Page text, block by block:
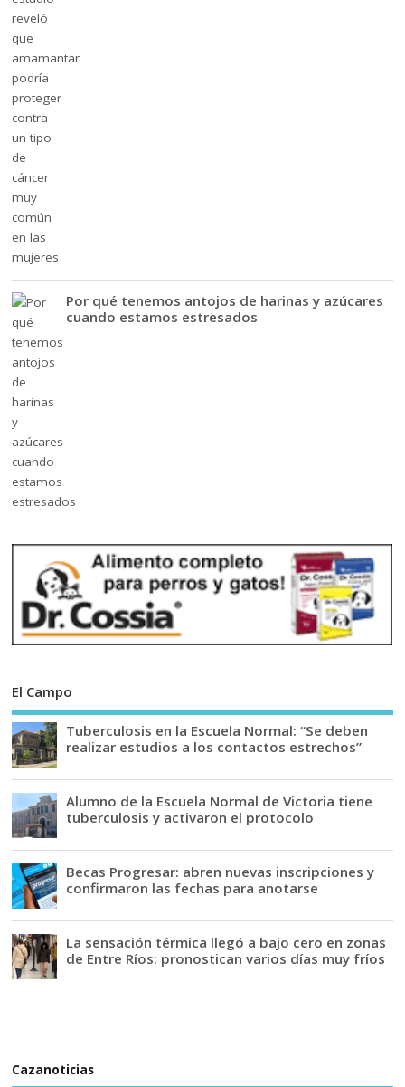
Por qué tenemos antojos de harinas y azúcares
cuando estamos estresados
El Campo
Tuberculosis en la Escuela Normal: “Se deben
realizar estudios a los contactos estrechos”
Alumno de la Escuela Normal de Victoria tiene
tuberculosis y activaron el protocolo
Becas Progresar: abren nuevas inscripciones y
confirmaron las fechas para anotarse
La sensación térmica llegó a bajo cero en zonas
de Entre Ríos: pronostican varios días muy fríos
Cazanoticias